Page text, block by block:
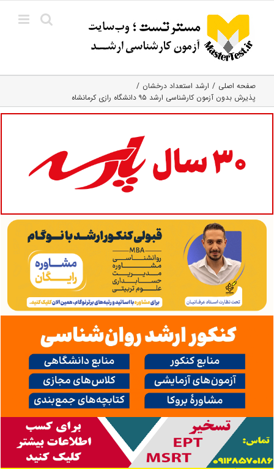
content
صفحه اصلی
ارشد استعداد درخشان
پذیرش بدون آزمون کارشناسی ارشد ۹۵ دانشگاه رازی کرمانشاه